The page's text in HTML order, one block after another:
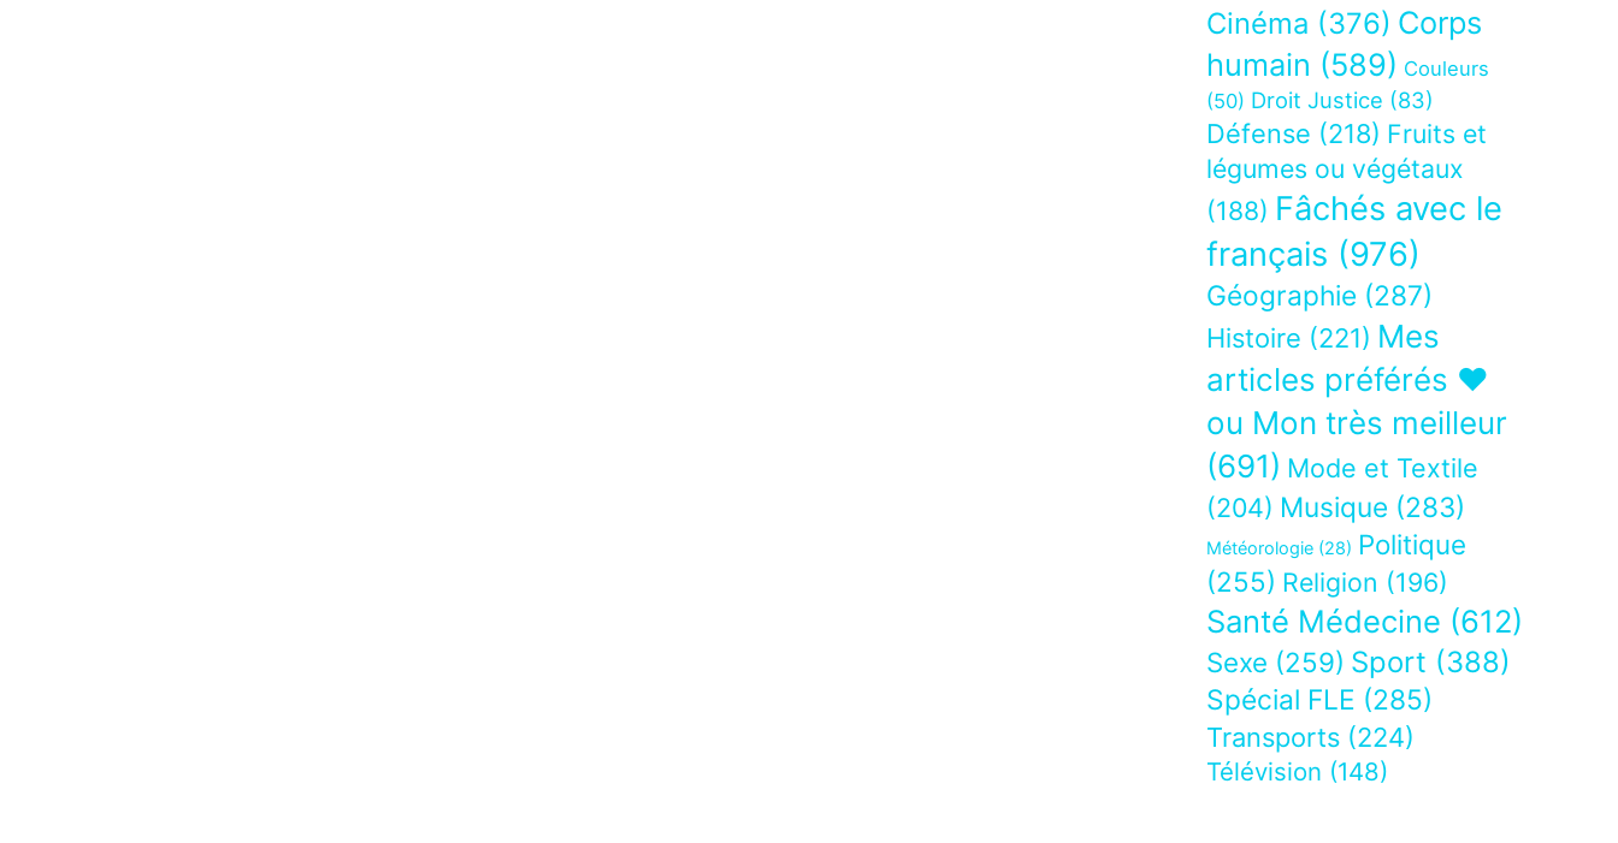
Cinéma (376) Corps
humain (589) Couleurs
(50) Droit Justice (83)
Défense (218) Fruits et
légumes ou végétaux
(188) Fâchés avec le
français (976)
Géographie (287)
Histoire (221) Mes
articles préférés ❤
ou Mon très meilleur
(691) Mode et Textile
(204) Musique (283)
Météorologie (28) Politique
(255) Religion (196)
Santé Médecine (612)
Sexe (259) Sport (388)
Spécial FLE (285)
Transports (224)
Télévision (148)